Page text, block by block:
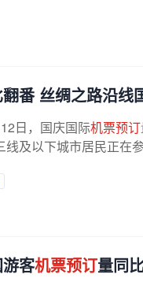
番 丝绸之路沿线
日，国庆国际机票预订
及以下城市居民正在
客机票预订量同